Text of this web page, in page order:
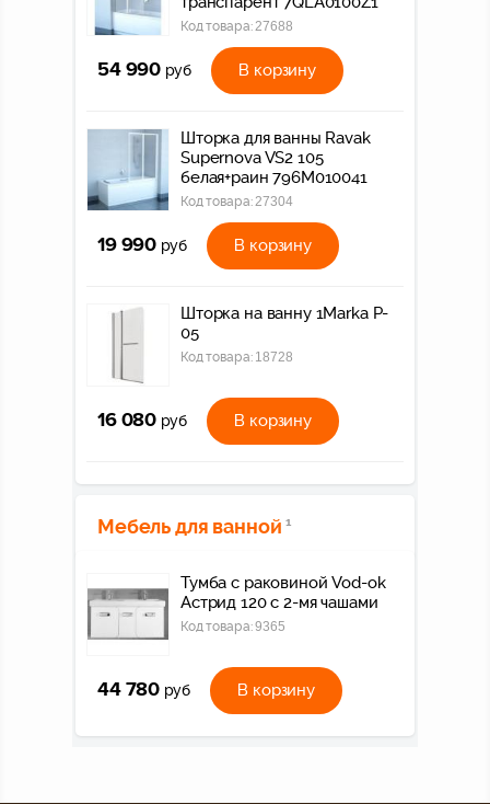
Код товара:27688
54 990 руб В корзину
Шторка для ванны Ravak
Supernova VS2 105
белая+раин 796M010041
Код товара:27304
19 990 руб В корзину
Шторка на ванну 1Marka P-
05
Код товара: 18728
16 080 руб В корзину
Мебель для ванной 1
Тумба с раковиной Vod-ok
Астрид 120 с 2-мя чашами
Код товара:9365
44 780 руб В корзину